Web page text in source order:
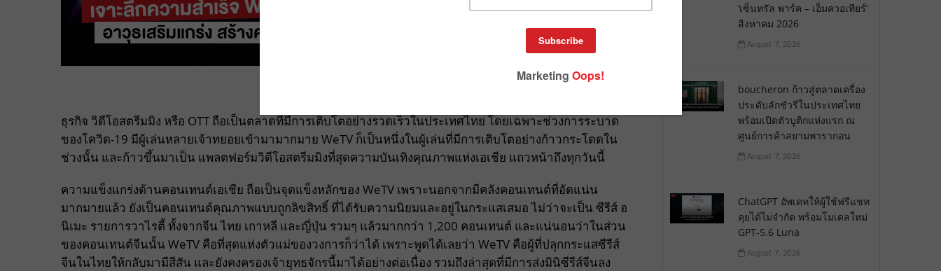
ธุรกิจ วิดีโอสตรีมมิง หรือ OTT ถือเป็นตลาดที่มีการเติบโตอย่างรวดเร็วในประเทศไทย โดยเฉพาะช่วงการระบาด
ของโควิด-19 มีผู้เล่นหลายเจ้าทยอยเข้ามามากมาย WeTV ก็เป็นหนึ่งในผู้เล่นที่มีการเติบโตอย่างก้าวกระโดดใน
ช่วงนั้น และก้าวขึ้นมาเป็น แพลตฟอร์มวิดีโอสตรีมมิงที่สุดความบันเทิงคุณภาพแห่งเอเชีย แถวหน้าถึงทุกวันนี้
ความแข็งแกร่งด้านคอนเทนต์เอเชีย ถือเป็นจุดแข็งหลักของ WeTV เพราะนอกจากมีคลังคอนเทนต์ที่อัดแน่น
มากมายแล้ว ยังเป็นคอนเทนต์คุณภาพแบบถูกลิขสิทธิ์ ที่ได้รับความนิยมและอยู่ในกระแสเสมอ ไม่ว่าจะเป็น ซีรีส์ อ
นิเมะ รายการวาไรตี้ ทั้งจากจีน ไทย เกาหลี และญี่ปุ่น รวมๆ แล้วมากกว่า 1,200 คอนเทนต์ และแน่นอนว่าในส่วน
ของคอนเทนต์จีนนั้น WeTV คือที่สุดแห่งตัวแม่ของวงการก็ว่าได้ เพราะพูดได้เลยว่า WeTV คือผู้ที่ปลุกกระแสซีรีส์
จีนในไทยให้กลับมามีสีสัน และยังคงครองเจ้ายุทธจักรนี้มาได้อย่างต่อเนื่อง รวมถึงล่าสุดที่มีการส่งมินิซีรีส์จีนลง
‘เซ็นทรัล พาร์ค – เอ็มควอเทียร์’
สิงหาคม 2026
August 7, 2026
boucheron ก้าวสู่ตลาดเครื่อง
ประดับลักชัวรี่ในประเทศไทย
พร้อมเปิดตัวบูติกแห่งแรก ณ
ศูนย์การค้าสยามพารากอน
August 7, 2026
ChatGPT อัพเดทให้ผู้ใช้ฟรีแชท
คุยได้ไม่จำกัด พร้อมโมเดลใหม่
GPT-5.6 Luna
August 7, 2026